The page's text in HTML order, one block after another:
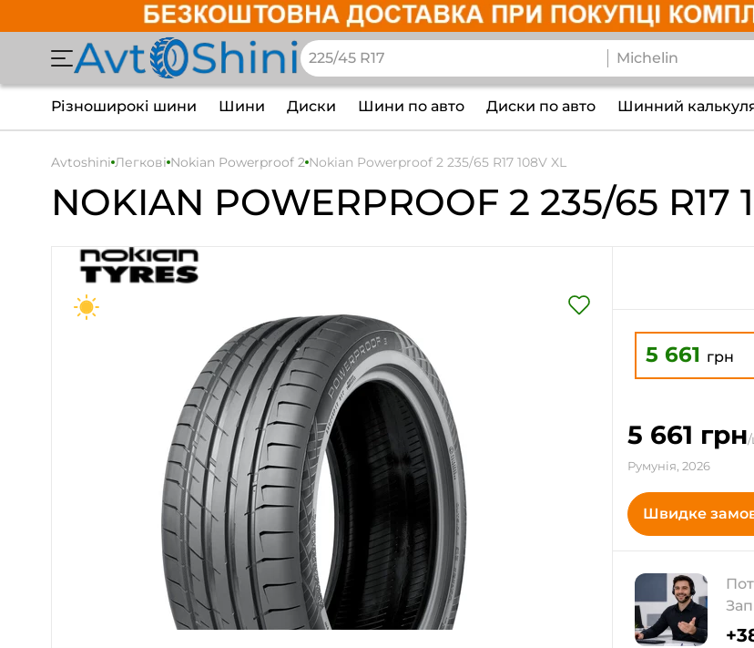
Різноширокі шини Шини Диски Шини по авто Диски по авто Шинний
Avtoshini Легкові Nokian Powerproof 2 Nokian Powerproof 2 235/65 R17 108V XL
NOKIAN POWERPROOF 2 235/65 R17
5 661 грн
5 661 грн
Румунія, 2026
Швидке